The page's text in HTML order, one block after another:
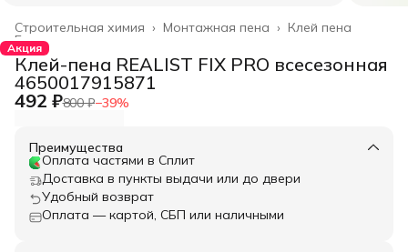
Клей пена
Монтажная пена ›
Строительная химия ›
Главная
Акция
Клей-пена REALIST FIX PRO всесезонная
4650017915871
492 ₽800 ₽−39%
Преимущества
Оплата частями в Сплит
Доставка в пункты выдачи или до двери
Удобный возврат
Оплата — картой, СБП или наличными